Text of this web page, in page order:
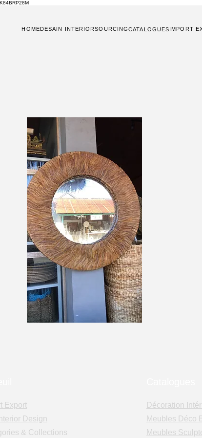
HOMEDESAIN INTERIORSOURCINGCATALOGUESIMPORT
Export
Design
& Collections
Décoration
Meubles Déco
Meubles